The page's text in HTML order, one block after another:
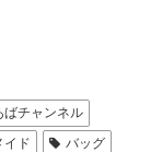
ばチャンネル
イド
バッグ